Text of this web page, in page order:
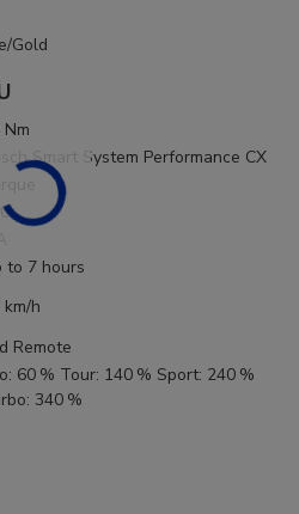
Gold
Nm
Smart System Performance CX
to 7 hours
km/h
Remote
60 % Tour: 140 % Sport: 240 %
340 %